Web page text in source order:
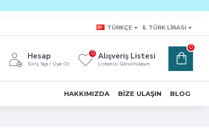
TÜRKÇE ₺ TÜRK LIRASI
Hesap
Giriş Yap / Üye Ol
Alışveriş Listesi
Listenizi Görüntüleyin
0
0
HAKKIMIZDA BIZE ULAŞIN BLOG